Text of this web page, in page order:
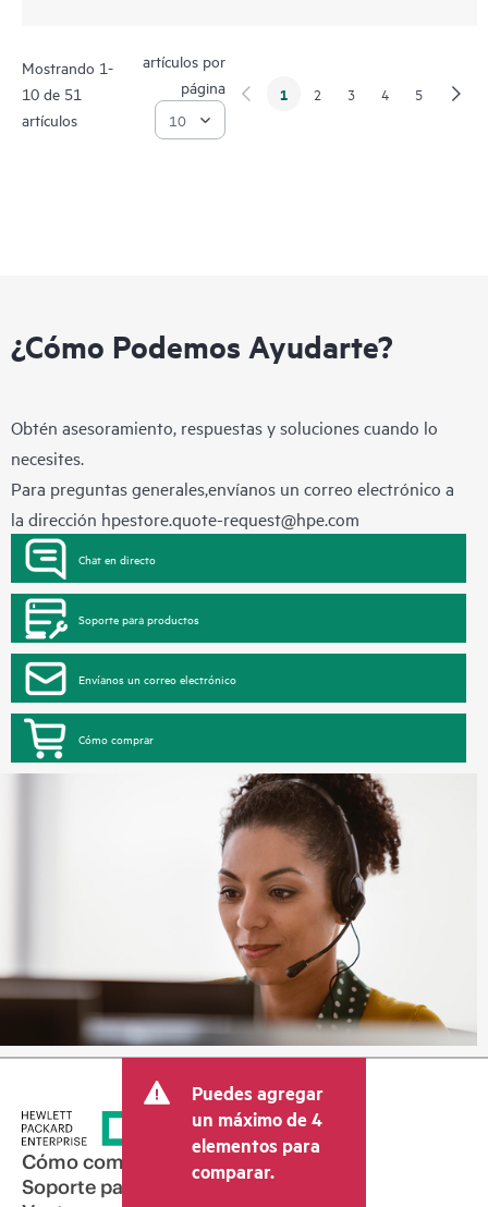
Mostrando 1-
10 de 51
artículos
artículos por
página
1 2 3 4 5
¿Cómo Podemos Ayudarte?
Obtén asesoramiento, respuestas y soluciones cuando lo
necesites.
Para preguntas generales,envíanos un correo electrónico a
la dirección hpestore.quote-request@hpe.com
Chat en directo
Soporte para productos
Envíanos un correo electrónico
Cómo comprar
Puedes agregar
un máximo de 4
elementos para
comparar.
Cómo comprar
Soporte para productos